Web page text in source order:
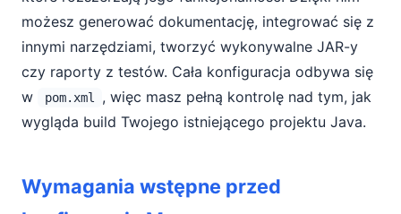
możesz generować dokumentację, integrować się z
innymi narzędziami, tworzyć wykonywalne JAR-y
czy raporty z testów. Cała konfiguracja odbywa się
w
pom.xml
, więc masz pełną kontrolę nad tym, jak
wygląda build Twojego istniejącego projektu Java.
Wymagania wstępne przed